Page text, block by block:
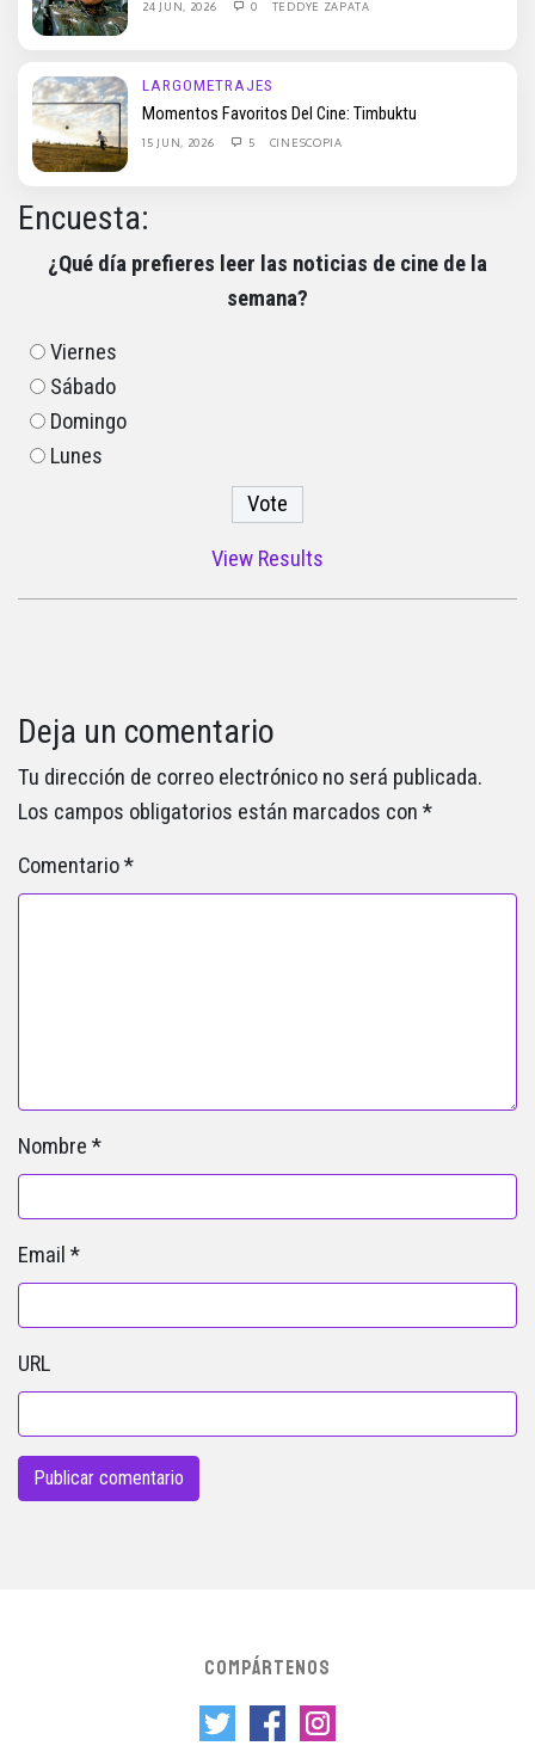
24 JUN, 2026 0 TEDDYE ZAPATA
LARGOMETRAJES
Momentos Favoritos Del Cine: Timbuktu
15 JUN, 2026 5 CINESCOPIA
Encuesta:
¿Qué día prefieres leer las noticias de cine de la
semana?
Viernes
Sábado
Domingo
Lunes
View Results
Deja un comentario
Tu dirección de correo electrónico no será publicada.
Los campos obligatorios están marcados con *
Comentario*
Nombre *
Email *
URL
COMPÁRTENOS